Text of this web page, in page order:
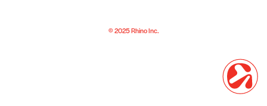
© 2025 Rhino Inc.